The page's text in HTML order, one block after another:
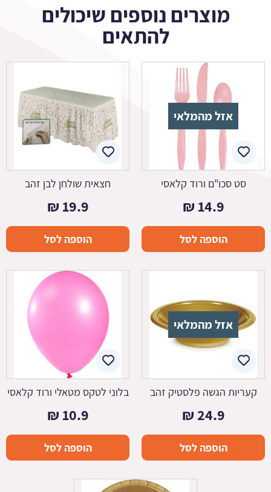
מוצרים נוספים שיכולים
להתאים
אזל מהמלאי
סט סכו"ם ורוד קלאסי
14.9
₪
הוספה לסל
חצאית שולחן לבן זהב
19.9
₪
הוספה לסל
אזל מהמלאי
קעריות הגשה פלסטיק זהב
24.9
₪
הוספה לסל
בלוני לטקס מטאלי ורוד קלאסי
10.9
₪
הוספה לסל